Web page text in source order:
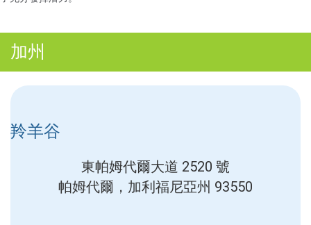
加州
羚羊谷
東帕姆代爾大道 2520 號
帕姆代爾，加利福尼亞州 93550